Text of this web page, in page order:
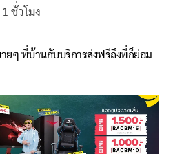
ชั่วโมง
ยๆ ที่บ้านกับบริการส่งฟรีถึงที่ก็ย่อม